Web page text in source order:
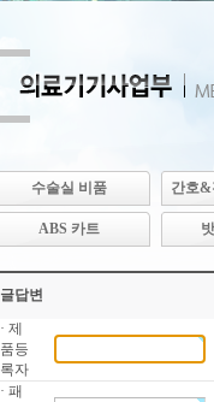
수술실 비품 간호&
ABS 카트
글답변
· 제
품등
록자
· 패